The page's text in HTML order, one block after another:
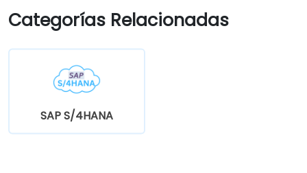
Categorías Relacionadas
SAP S/4HANA